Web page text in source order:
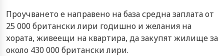
Проучването е направено на база средна заплата от
25 000 британски лири годишно и желания на
хората, живеещи на квартира, да закупят жилище за
около 430 000 британски лири.